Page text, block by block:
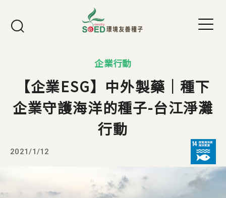
Jump to Navigation
Jump to Main content
企業行動
【企業ESG】中外製藥｜種下
企業守護海洋的種子-台江淨灘
行動
2021/1/12